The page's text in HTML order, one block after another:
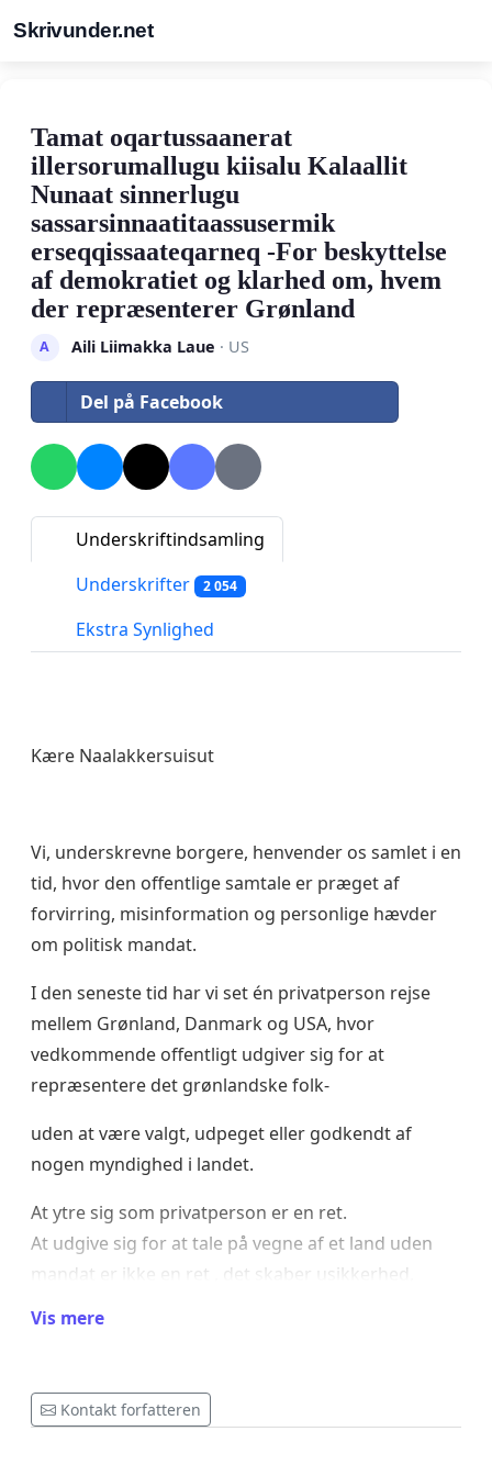
Skrivunder.net
Tamat oqartussaanerat
illersorumallugu kiisalu Kalaallit
Nunaat sinnerlugu
sassarsinnaatitaassusermik
erseqqissaateqarneq -For beskyttelse
af demokratiet og klarhed om, hvem
der repræsenterer Grønland
A Aili Liimakka Laue · US
Del på Facebook
Underskriftindsamling
Underskrifter
2 054
Ekstra Synlighed
Kære Naalakkersuisut
Vi, underskrevne borgere, henvender os samlet i en
tid, hvor den offentlige samtale er præget af
forvirring, misinformation og personlige hævder
om politisk mandat.
I den seneste tid har vi set én privatperson rejse
mellem Grønland, Danmark og USA, hvor
vedkommende offentligt udgiver sig for at
repræsentere det grønlandske folk-
uden at være valgt, udpeget eller godkendt af
nogen myndighed i landet.
At ytre sig som privatperson er en ret.
At udgive sig for at tale på vegne af et land uden
mandat er ikke en ret , det skaber usikkerhed,
Grønlands internationale omdømme
Vis mere
Kontakt forfatteren